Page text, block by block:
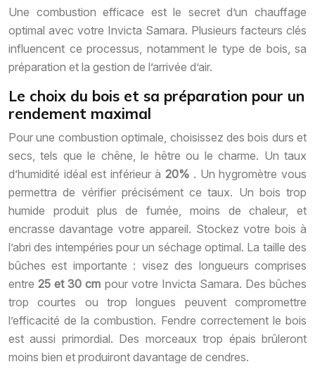
Une combustion efficace est le secret d’un chauffage
optimal avec votre Invicta Samara. Plusieurs facteurs clés
influencent ce processus, notamment le type de bois, sa
préparation et la gestion de l’arrivée d’air.
Le choix du bois et sa préparation pour un
rendement maximal
Pour une combustion optimale, choisissez des bois durs et
secs, tels que le chêne, le hêtre ou le charme. Un taux
d’humidité idéal est inférieur à 20% . Un hygromètre vous
permettra de vérifier précisément ce taux. Un bois trop
humide produit plus de fumée, moins de chaleur, et
encrasse davantage votre appareil. Stockez votre bois à
l’abri des intempéries pour un séchage optimal. La taille des
bûches est importante : visez des longueurs comprises
entre25 et 30 cm pour votre Invicta Samara. Des bûches
trop courtes ou trop longues peuvent compromettre
l’efficacité de la combustion. Fendre correctement le bois
est aussi primordial. Des morceaux trop épais brûleront
moins bien et produiront davantage de cendres.